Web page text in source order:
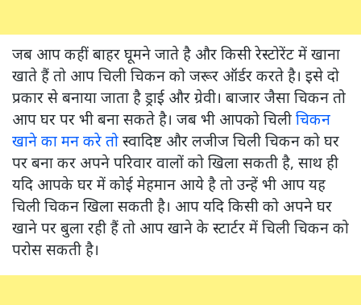
जब आप कहीं बाहर घूमने जाते है और किसी रेस्टोरेंट में खाना
खाते हैं तो आप चिली चिकन को जरूर ऑर्डर करते है। इसे दो
प्रकार से बनाया जाता है ड्राई और ग्रेवी। बाजार जैसा चिकन तो
आप घर पर भी बना सकते है। जब भी आपको चिली चिकन
खाने का मन करे तो स्वादिष्ट और लजीज चिली चिकन को घर
पर बना कर अपने परिवार वालों को खिला सकती है, साथ ही
यदि आपके घर में कोई मेहमान आये है तो उन्हें भी आप यह
चिली चिकन खिला सकती है। आप यदि किसी को अपने घर
खाने पर बुला रही हैं तो आप खाने के स्टार्टर में चिली चिकन को
परोस सकती है।